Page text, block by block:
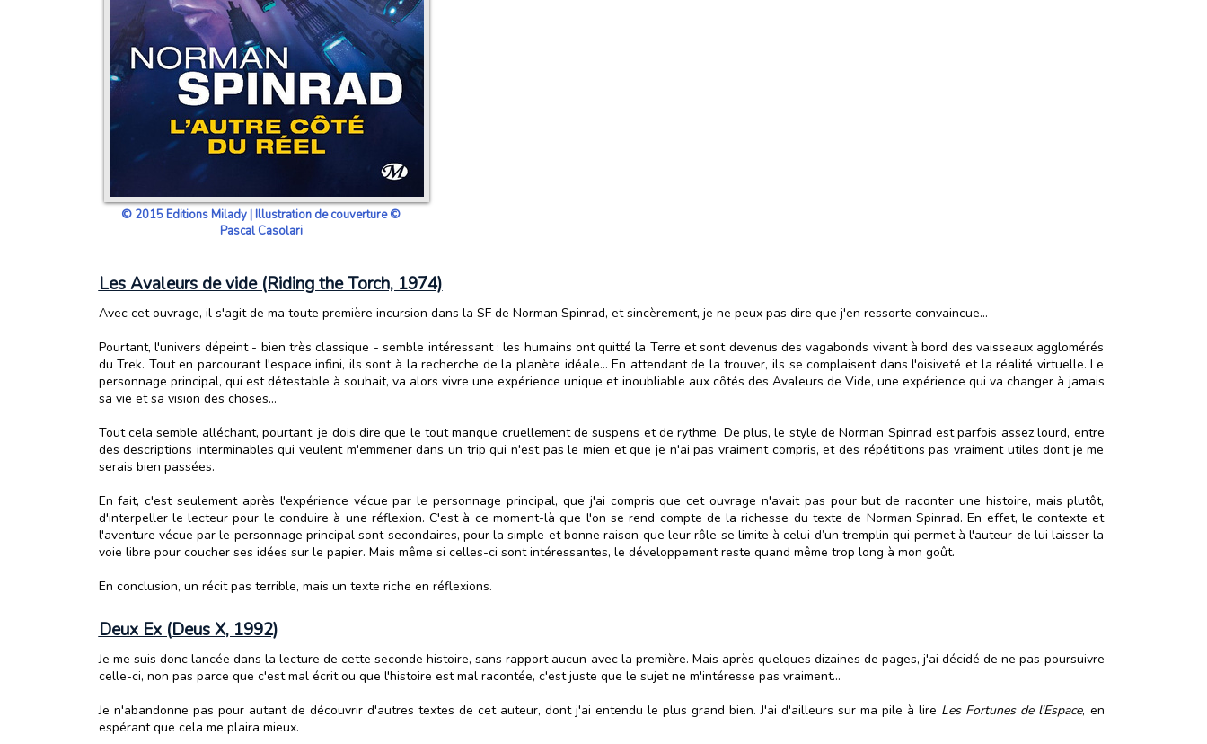
© 2015 Editions Milady | Illustration de couverture ©
Pascal Casolari
Les Avaleurs de vide (Riding the Torch, 1974)
Avec cet ouvrage, il s'agit de ma toute première incursion dans la SF de Norman Spinrad, et sincèrement, je ne peux pas dire que j'en ressorte convaincue...
Pourtant, l'univers dépeint - bien très classique - semble intéressant : les humains ont quitté la Terre et sont devenus des vagabonds vivant à bord des vaisseaux agglomérés
du Trek. Tout en parcourant l'espace infini, ils sont à la recherche de la planète idéale... En attendant de la trouver, ils se complaisent dans l'oisiveté et la réalité virtuelle. Le
personnage principal, qui est détestable à souhait, va alors vivre une expérience unique et inoubliable aux côtés des Avaleurs de Vide, une expérience qui va changer à jamais
sa vie et sa vision des choses...
Tout cela semble alléchant, pourtant, je dois dire que le tout manque cruellement de suspens et de rythme. De plus, le style de Norman Spinrad est parfois assez lourd, entre
des descriptions interminables qui veulent m'emmener dans un trip qui n'est pas le mien et que je n'ai pas vraiment compris, et des répétitions pas vraiment utiles dont je me
serais bien passées.
En fait, c'est seulement après l'expérience vécue par le personnage principal, que j'ai compris que cet ouvrage n'avait pas pour but de raconter une histoire, mais plutôt,
d'interpeller le lecteur pour le conduire à une réflexion. C'est à ce moment-là que l'on se rend compte de la richesse du texte de Norman Spinrad. En effet, le contexte et
l'aventure vécue par le personnage principal sont secondaires, pour la simple et bonne raison que leur rôle se limite à celui d’un tremplin qui permet à l'auteur de lui laisser la
voie libre pour coucher ses idées sur le papier. Mais même si celles-ci sont intéressantes, le développement reste quand même trop long à mon goût.
En conclusion, un récit pas terrible, mais un texte riche en réflexions.
Deux Ex (Deus X, 1992)
Je me suis donc lancée dans la lecture de cette seconde histoire, sans rapport aucun avec la première. Mais après quelques dizaines de pages, j'ai décidé de ne pas poursuivre
celle-ci, non pas parce que c'est mal écrit ou que l'histoire est mal racontée, c'est juste que le sujet ne m'intéresse pas vraiment...
Je n'abandonne pas pour autant de découvrir d'autres textes de cet auteur, dont j'ai entendu le plus grand bien. J'ai d'ailleurs sur ma pile à lire Les Fortunes de l'Espace, en
espérant que cela me plaira mieux.